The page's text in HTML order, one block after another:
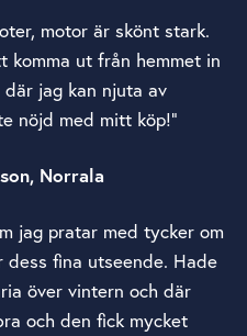
motor är skönt stark.
komma ut från hemmet in
jag kan njuta av
nöjd med mitt köp!”
Norrala
jag pratar med tycker om
fina utseende. Hade
över vintern och där
och den fick mycket